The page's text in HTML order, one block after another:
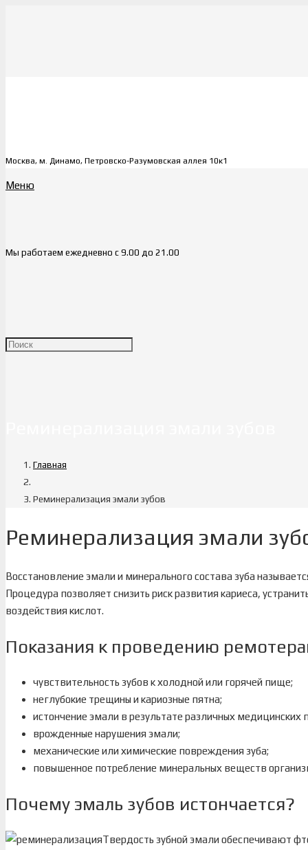
Москва, м. Динамо, Петровско-Разумовская аллея 10к1
Мы работаем ежедневно с 9.00 до 21.00
Меню
Главная
Реминерализация эмали зубов
Реминерализация эмали
Восстановление эмали и минерального состава зуба
Процедура позволяет снизить риск развития кариеса,
воздействия кислот.
Показания к проведению
чувствительность зубов к холодной или горячей пище;
неглубокие трещины и кариозные пятна;
истончение эмали в результате различных медицинских
врожденные нарушения эмали;
механические или химические повреждения зуба;
повышенное потребление минеральных веществ
Почему эмаль зубов истончается?
Твердость зубной эмали обеспечивают